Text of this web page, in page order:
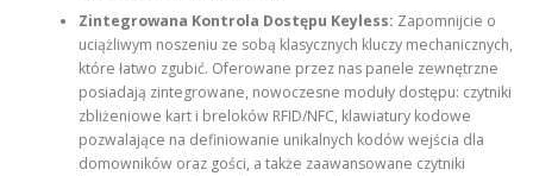
Zintegrowana Kontrola Dostępu Keyless: Zapomnijcie o
uciążliwym noszeniu ze sobą klasycznych kluczy mechanicznych,
które łatwo zgubić. Oferowane przez nas panele zewnętrzne
posiadają zintegrowane, nowoczesne moduły dostępu: czytniki
zbliżeniowe kart i breloków RFID/NFC, klawiatury kodowe
pozwalające na definiowanie unikalnych kodów wejścia dla
domowników oraz gości, a także zaawansowane czytniki